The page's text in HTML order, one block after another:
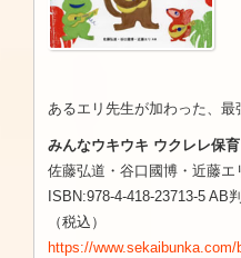
あるエリ先生が加わった、最
みんなウキウキ ウクレレ保育
佐藤弘道・谷口國博・近藤エ
ISBN:978-4-418-23713-5 AB
（税込）
https://